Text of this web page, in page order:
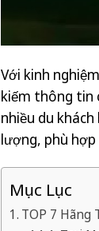
Với kinh
kiếm thông tin
nhiều du
lượng, phù hợp
Mục Lục
TOP 7 Hãng